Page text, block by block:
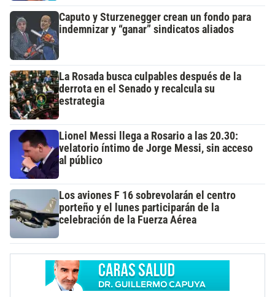
Caputo y Sturzenegger crean un fondo para
indemnizar y “ganar” sindicatos aliados
La Rosada busca culpables después de la
derrota en el Senado y recalcula su
estrategia
Lionel Messi llega a Rosario a las 20.30:
velatorio íntimo de Jorge Messi, sin acceso
al público
Los aviones F 16 sobrevolarán el centro
porteño y el lunes participarán de la
celebración de la Fuerza Aérea